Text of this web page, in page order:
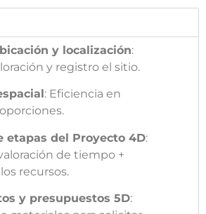
y localización:
y registro el sitio.
: Eficiencia en
etapas del Proyecto 4D
de tiempo +
recursos.
y presupuestos 5D